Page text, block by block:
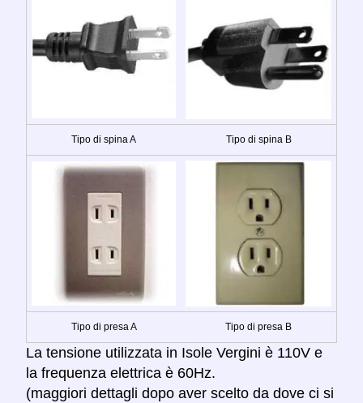
Tipo di spina A Tipo di spina B
Tipo di presa A Tipo di presa B
La tensione utilizzata in Isole Vergini è 110V e
la frequenza elettrica è 60Hz.
(maggiori dettagli dopo aver scelto da dove ci si